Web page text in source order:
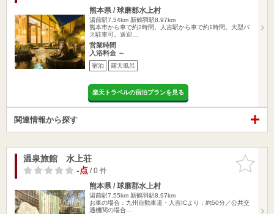
熊本県 / 球磨郡水上村
湯前駅7.54km 新鶴羽駅8.97km
熊本市から車で約2時間、人吉駅から車で約1時間。大型バ
ス駐車可。送迎…
営業時間
入浴料金 ～
宿泊 露天風呂
楽天トラベルの宿泊プランを見る
関連情報から探す
お気に入
りに追加
温泉旅館 水上荘
-点/ 0 件
熊本県 / 球磨郡水上村
湯前駅7.55km 新鶴羽駅8.97km
お車の場合：九州自動車道・人吉ICより：約50分／公共交
通機関の場合…